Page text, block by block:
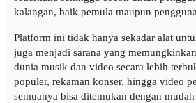
kalangan, baik pemula maupun
Platform ini tidak hanya sekadar alat
juga menjadi sarana yang
dunia musik dan video secara lebih
populer, rekaman konser, hingga video
semuanya bisa ditemukan dengan